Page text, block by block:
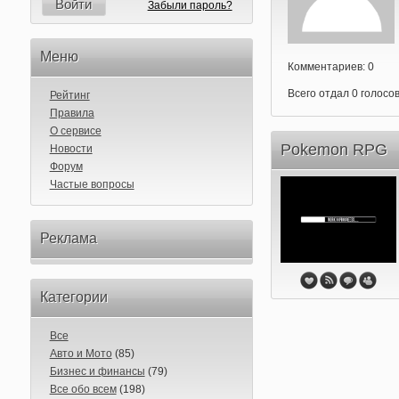
Войти Забыли пароль?
Меню
Рейтинг
Правила
О сервисе
Новости
Форум
Частые вопросы
Реклама
Категории
Все
Авто и Мото(85)
Бизнес и финансы (79)
Все обо всем(198)
Комментариев: 0
Всего отдал 0
Pokemon RPG